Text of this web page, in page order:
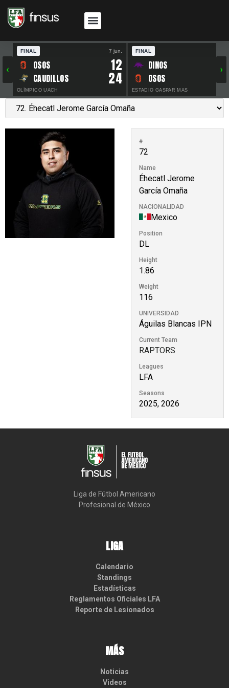
‹
FINAL 7 jun.
OSOS 12
CAUDILLOS 24
OLÍMPICO UACH
FINAL
DINOS
OSOS
ESTADIO GASPAR MAS
›
#
72
Name
Éhecatl Jerome
García Omaña
NACIONALIDAD
Mexico
Position
DL
Height
1.86
Weight
116
UNIVERSIDAD
Águilas Blancas IPN
Current Team
RAPTORS
Leagues
LFA
Seasons
2025, 2026
Liga de Fútbol Americano
Profesional de México
LIGA
Calendario
Standings
Estadísticas
Reglamentos Oficiales LFA
Reporte de Lesionados
MÁS
Noticias
Videos